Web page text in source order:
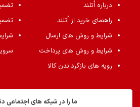
درباره اُتلند
راهنمای خرید از اُتلند
شرایط و روش های ارسال
شرایط و روش های پرداخت
رویه های بازگرداندن کالا
ما را در شبکه های اجتماعی